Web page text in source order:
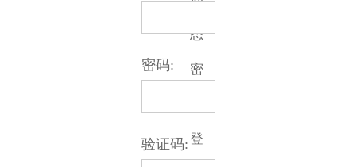
账
号
录
态
密
登
密码:
验证码: